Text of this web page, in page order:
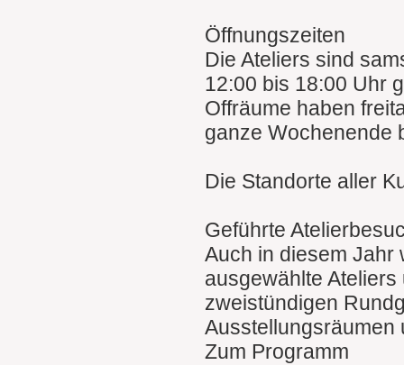
Öffnungszeiten
Die Ateliers sind
12:00 bis 18:00 Uhr
Offräume haben
ganze Wochenende
Die Standorte aller
Geführte
Auch in diesem Jahr
ausgewählte
zweistündigen
Ausstellungsräumen
Zum Programm